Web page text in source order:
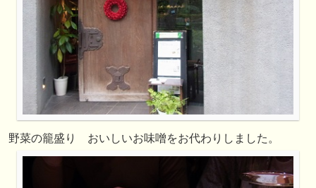
野菜の籠盛り おいしいお味噌をお代わりしました。